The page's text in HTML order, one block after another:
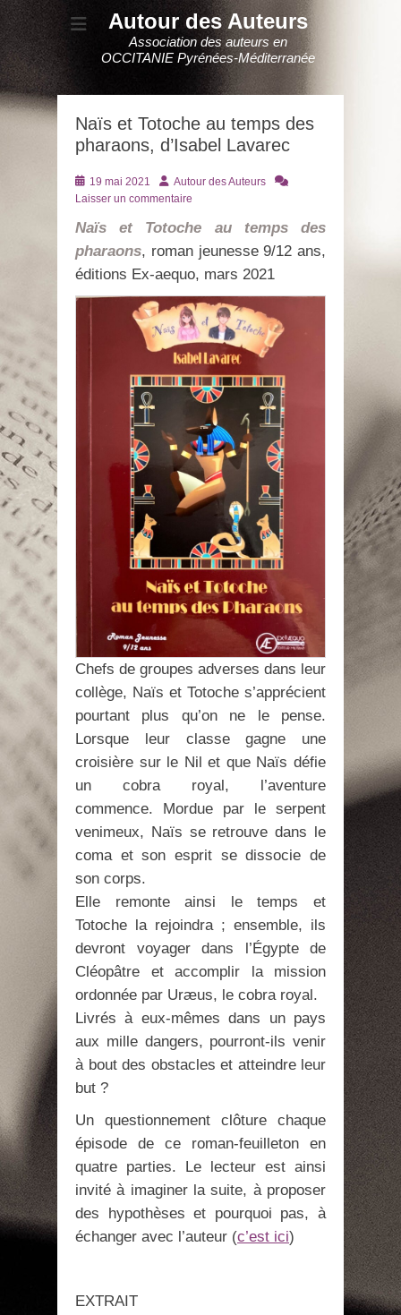
Autour des Auteurs
Association des auteurs en
OCCITANIE Pyrénées-Méditerranée
Naïs et Totoche au temps des
pharaons, d’Isabel Lavarec
Posté
le
19 mai 2021 AuteurAutour des Auteurs
Laisser un commentaire
Naïs et Totoche au temps des
pharaons, roman jeunesse 9/12 ans,
éditions Ex-aequo, mars 2021
Chefs de groupes adverses dans leur
collège, Naïs et Totoche s’apprécient
pourtant plus qu’on ne le pense.
Lorsque leur classe gagne une
croisière sur le Nil et que Naïs défie
un cobra royal, l’aventure
commence. Mordue par le serpent
venimeux, Naïs se retrouve dans le
coma et son esprit se dissocie de
son corps.
Elle remonte ainsi le temps et
Totoche la rejoindra ; ensemble, ils
devront voyager dans l’Égypte de
Cléopâtre et accomplir la mission
ordonnée par Uræus, le cobra royal.
Livrés à eux-mêmes dans un pays
aux mille dangers, pourront-ils venir
à bout des obstacles et atteindre leur
but ?
Un questionnement clôture chaque
épisode de ce roman-feuilleton en
quatre parties. Le lecteur est ainsi
invité à imaginer la suite, à proposer
des hypothèses et pourquoi pas, à
échanger avec l’auteur (c’est ici)
EXTRAIT